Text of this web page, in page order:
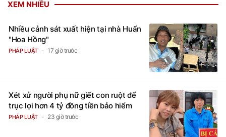
XEM NHIỀU
Nhiều cảnh sát xuất hiện tại nhà Huấn
"Hoa Hồng"
PHÁP LUẬT 17 giờ trước
Xét xử người phụ nữ giết con ruột để
trục lợi hơn 4 tỷ đồng tiền bảo hiểm
PHÁP LUẬT 23 giờ trước